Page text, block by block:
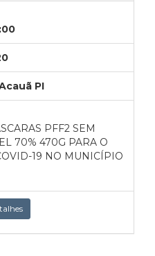
PI
PFF2 SEM
70% 470G PARA O
19 NO MUNICÍPIO